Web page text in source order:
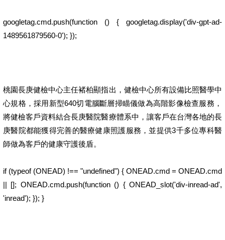
googletag.cmd.push(function () { googletag.display('div-gpt-ad-
1489561879560-0'); });
桃園長庚健檢中心主任褚柏顯指出，健檢中心所有設備比照醫學中
心規格，採用新型640切電腦斷層掃瞄儀做為高階影像檢查服務，
將健檢客戶資料結合長庚醫院醫療體系中，讓客戶在台灣各地的長
庚醫院都能獲得完善的醫療健康照護服務，並提供3千多位專科醫
師做為客戶的健康守護後盾。
if (typeof (ONEAD) !== "undefined") { ONEAD.cmd = ONEAD.cmd
|| []; ONEAD.cmd.push(function () { ONEAD_slot('div-inread-ad',
'inread'); }); }